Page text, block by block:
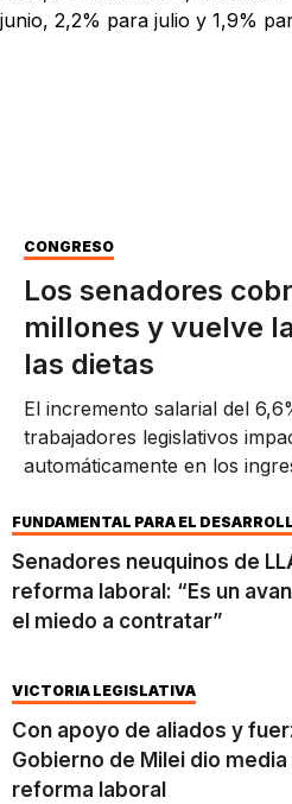
CONGRESO
Los senadores
millones y vuelve
las dietas
El incremento salarial del
trabajadores legislativos
automáticamente en los
volverán a renunciar a la
FUNDAMENTAL PARA EL
Senadores neuquinos de
reforma laboral: “Es un
el miedo a contratar”
VICTORIA LEGISLATIVA
Con apoyo de aliados y
Gobierno de Milei dio media
reforma laboral